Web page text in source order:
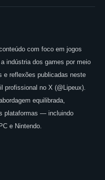
com foco em jogos
indústria dos games por meio
e reflexões publicadas neste
profissional no X (@Lipeux).
equilibrada,
plataformas — incluindo
e Nintendo.